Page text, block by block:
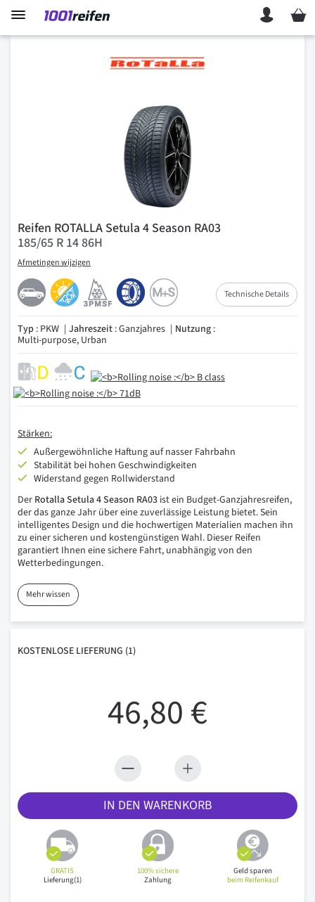
Mein
Reifen ROTALLA Setula 4 Season RA03
185/65 R 14 86H
Afmetingen wijzigen
Technische Details
Typ : PKW Jahreszeit : Ganzjahres Nutzung :
Multi-purpose, Urban
Stärken:
Außergewöhnliche Haftung auf nasser Fahrbahn
Stabilität bei hohen Geschwindigkeiten
Widerstand gegen Rollwiderstand
Der Rotalla Setula 4 Season RA03 ist ein Budget-Ganzjahresreifen,
der das ganze Jahr über eine zuverlässige Leistung bietet. Sein
intelligentes Design und die hochwertigen Materialien machen ihn
zu einer sicheren und kostengünstigen Wahl. Dieser Reifen
garantiert Ihnen eine sichere Fahrt, unabhängig von den
Wetterbedingungen.
Mehr wissen
KOSTENLOSE LIEFERUNG (1)
46,80 €
IN DEN WARENKORB
GRATIS
Lieferung(1)
100% sichere
Zahlung
Geld sparen
beim Reifenkauf